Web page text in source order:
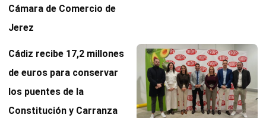
Cámara de Comercio de
Jerez
Cádiz recibe 17,2 millones
de euros para conservar
los puentes de la
Constitución y Carranza